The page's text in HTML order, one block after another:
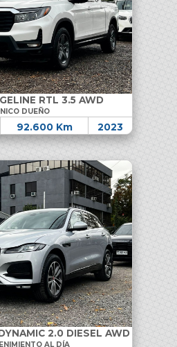
RTL 3.5 AWD
DUEÑO
92.600 Km 2023
2.0 DIESEL AWD
AL DÍA